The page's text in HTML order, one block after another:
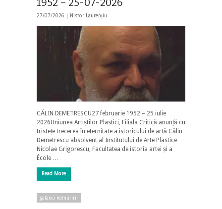
27/07/2026 | Nistor Laurențiu
CĂLIN DEMETRESCU27 februarie 1952 – 25 iulie
2026Uniunea Artiștilor Plastici, Filiala Critică anunță cu
tristețe trecerea în eternitate a istoricului de artă Călin
Demetrescu absolvent al Institutului de Arte Plastice
Nicolae Grigorescu, Facultatea de istoria artei și a
École …
Read More
galaxia nemuririi